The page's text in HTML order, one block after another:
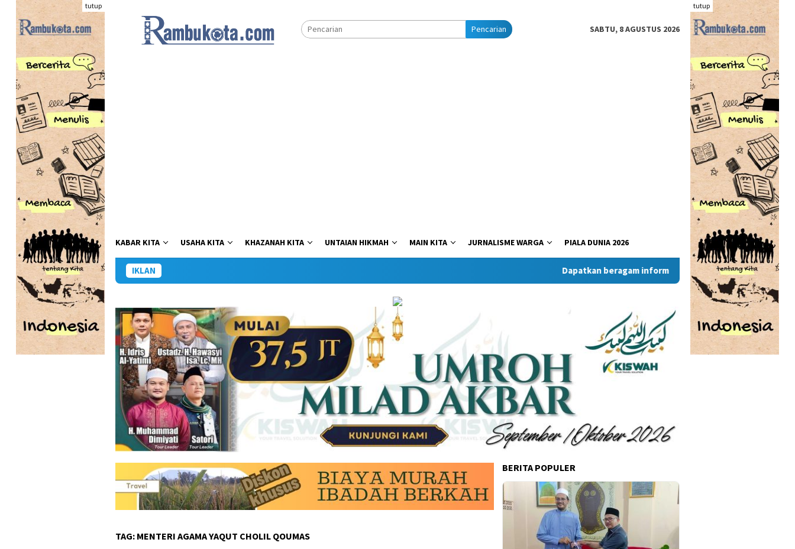
Loncat
konten
tutup tutup
Pencarian SABTU, 8 AGUSTUS 2026
KABAR KITA USAHA KITA KHAZANAH KITA UNTAIAN HIKMAH MAIN KITA JURNALISME WARGA PIALA DUNIA 2026
IKLAN Dapatkan beragam informasi dan berita menarik dari situs
TAG: MENTERI AGAMA YAQUT CHOLIL QOUMAS
BERITA POPULER